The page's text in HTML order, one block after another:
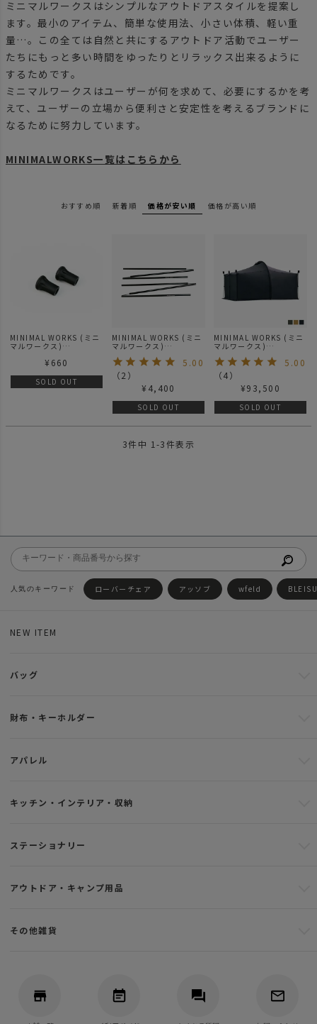
ミニマルワークスはシンプルなアウトドアスタイルを提案し
ます。最小のアイテム、簡単な使用法、小さい体積、軽い重
量…。この全ては自然と共にするアウトドア活動でユーザー
たちにもっと多い時間をゆったりとリラックス出来るように
するためです。
ミニマルワークスはユーザーが何を求めて、必要にするかを考
えて、ユーザーの立場から便利さと安定性を考えるブランドに
なるために努力しています。
MINIMALWORKS一覧はこちらから
おすすめ順 新着順 価格が安い順 価格が高い順
MINIMAL WORKS (ミニ
マルワークス)
POLE CAP / ポールキャ
¥ 660
SOLD OUT
MINIMAL WORKS (ミニ
マルワークス)
JACK SHELTER SIDE
POLE 2ea / ポール5.00
（2）
¥ 4,400
SOLD OUT
MINIMAL WORKS (ミニ
マルワークス)
JACK SHELTER PLUS /
ジャックシェルター5.00
（4）
¥93,500
SOLD OUT
3件中 1-3件表示
ローバーチェア アッソブ wfeld
NEW ITEM
バッグ
財布・キーホルダー
アパレル
キッチン・インテリア・収納
ステーショナリー
アウトドア・キャンプ用品
その他雑貨